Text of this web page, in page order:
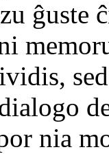
ĝuste
nia